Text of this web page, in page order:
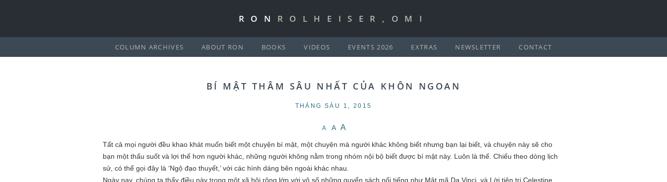
RON ROLHEISER,OMI
COLUMN ARCHIVES ABOUT RON BOOKS VIDEOS EVENTS 2026 EXTRAS NEWSLETTER CONTACT
BÍ MẬT THÂM SÂU NHẤT CỦA KHÔN NGOAN
THÁNG SÁU 1, 2015
A A A
Tất cả mọi người đều khao khát muốn biết một chuyện bí mật, một chuyện mà người khác không biết nhưng bạn lại biết, và chuyện này sẽ cho
bạn một thấu suốt và lợi thế hơn người khác, những người không nằm trong nhóm nội bộ biết được bí mật này. Luôn là thế. Chiếu theo dòng lịch
sử, có thể gọi đây là ‘Ngộ đạo thuyết,’ với các hình dáng bên ngoài khác nhau.
Ngày nay, chúng ta thấy điều này trong một xã hội rộng lớn với vô số những quyển sách nổi tiếng như Mật mã Da Vinci, và Lời tiên tri Celestine.